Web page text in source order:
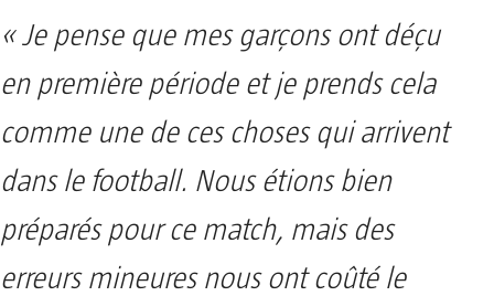
« Je pense que mes garçons ont déçu
en première période et je prends cela
comme une de ces choses qui arrivent
dans le football. Nous étions bien
préparés pour ce match, mais des
erreurs mineures nous ont coûté le